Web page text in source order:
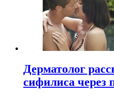
Дерматолог
сифилиса через